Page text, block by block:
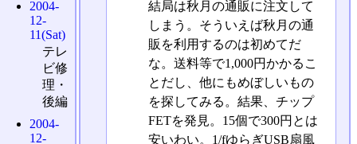
結局は秋月の通販に注文して
しまう。そういえば秋月の通
販を利用するのは初めてだ
な。送料等で1,000円かかるこ
とだし、他にもめぼしいもの
を探してみる。結果、チップ
FETを発見。15個で300円とは
安いわい。1/fゆらぎUSB扇風
2004-
12-
11(Sat)
テレ
ビ修
理・
後編
2004-
12-